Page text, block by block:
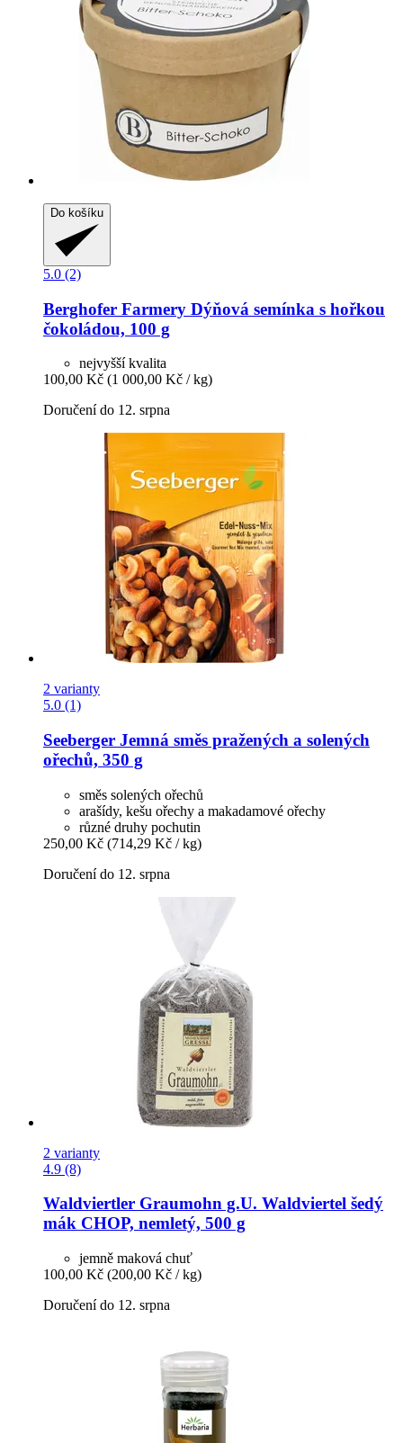
Do košíku
5.0 (2)
Berghofer Farmery Dýňová semínka s hořkou
čokoládou, 100 g
nejvyšší kvalita
100,00 Kč (1 000,00 Kč / kg)
Doručení do 12. srpna
2 varianty
5.0 (1)
Seeberger Jemná směs pražených a solených
ořechů, 350 g
směs solených ořechů
arašídy, kešu ořechy a makadamové ořechy
různé druhy pochutin
250,00 Kč (714,29 Kč / kg)
Doručení do 12. srpna
2 varianty
4.9 (8)
Waldviertler Graumohn g.U. Waldviertel šedý
mák CHOP, nemletý, 500 g
jemně maková chuť
100,00 Kč (200,00 Kč / kg)
Doručení do 12. srpna